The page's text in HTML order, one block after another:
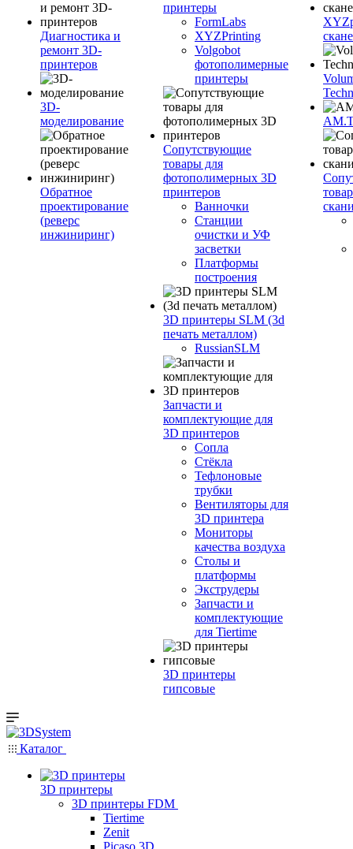
Диагностика и
ремонт 3D-
принтеров
3D-
моделирование
Обратное
проектирование
(реверс
инжиниринг)
принтеры
FormLabs
XYZPrinting
Volgobot
фотополимерные
принтеры
Сопутствующие
товары для
фотополимерных 3D
принтеров
Ванночки
Станции
очистки и УФ
засветки
Платформы
построения
3D принтеры SLM (3d
печать металлом)
RussianSLM
Запчасти и
комплектующие для
3D принтеров
Сопла
Cтёкла
Тефлоновые
трубки
Вентиляторы для
3D принтера
Мониторы
качества воздуха
Столы и
платформы
Экструдеры
Запчасти и
комплектующие
для Tiertime
3D принтеры
гипсовые
Каталог
3D принтеры
3D принтеры FDM
Tiertime
Zenit
Picaso 3D